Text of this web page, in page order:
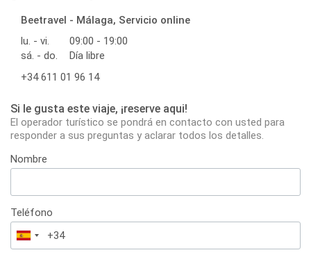
Beetravel - Málaga, Servicio online
lu. - vi.
09:00 - 19:00
sá. - do.
Día libre
+34 611 01 96 14
Si le gusta este viaje, ¡reserve aqui!
El operador turístico se pondrá en contacto con usted para
responder a sus preguntas y aclarar todos los detalles.
Nombre
Teléfono
España
+34